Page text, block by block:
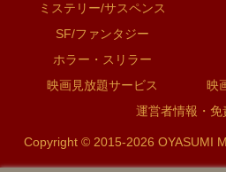
ミステリー/サスペンス
SF/ファンタジー
ホラー・スリラー
映画見放題サービス
映
運営者情報・免
Copyright © 2015-2026 OYASUMI